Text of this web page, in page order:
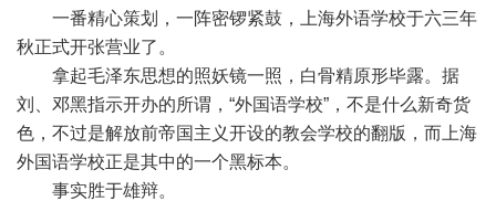
一番精心策划，一阵密锣紧鼓，上海外语学校于六三年
秋正式开张营业了。
拿起毛泽东思想的照妖镜一照，白骨精原形毕露。据
刘、邓黑指示开办的所谓，“外国语学校”，不是什么新奇货
色，不过是解放前帝国主义开设的教会学校的翻版，而上海
外国语学校正是其中的一个黑标本。
事实胜于雄辩。